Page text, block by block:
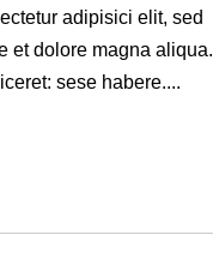
adipisici elit, sed
et dolore magna aliqua.
sese habere....